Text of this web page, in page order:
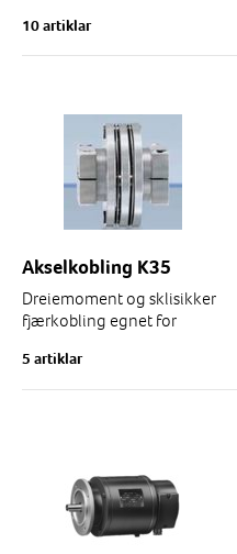
elektriske varianter.
10 artiklar
Akselkobling K35
Dreiemoment og sklisikker
fjærkobling egnet for
forskjellige akseldiametere.
5 artiklar